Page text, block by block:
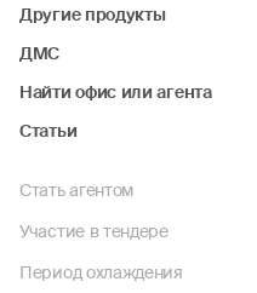
Другие продукты
ДМС
Найти офис или агента
Статьи
Стать агентом
Участие в тендере
Период охлаждения